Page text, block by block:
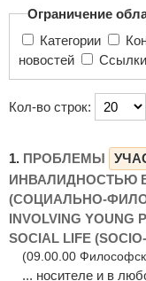
Ограничение
Категории
новостей
Ссылки
Кол-во строк:
1. ПРОБЛЕМЫ
ИНВАЛИДНОСТЬЮ
(СОЦИАЛЬНО-
INVOLVING YOUNG
SOCIAL LIFE
(09.00.00
... носителе и в